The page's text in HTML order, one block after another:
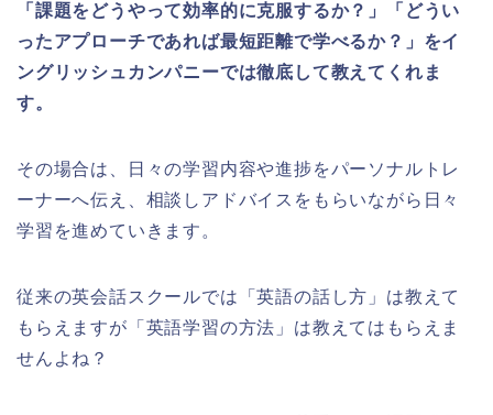
「課題をどうやって効率的に克服するか？」「どうい
ったアプローチであれば最短距離で学べるか？」をイ
ングリッシュカンパニーでは徹底して教えてくれま
す。
その場合は、日々の学習内容や進捗をパーソナルトレ
ーナーへ伝え、相談しアドバイスをもらいながら日々
学習を進めていきます。
従来の英会話スクールでは「英語の話し方」は教えて
もらえますが「英語学習の方法」は教えてはもらえま
せんよね？